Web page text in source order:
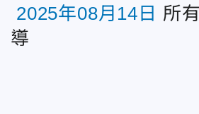
2025年08月14日 所
導